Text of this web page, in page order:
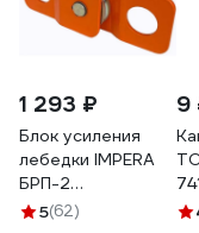
1 293 ₽
Блок усиления
лебедки IMPERA
БРП-2
(Максимальная
5(62)
9